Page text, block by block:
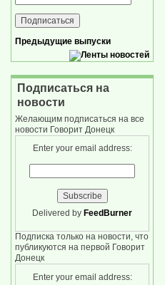
Предыдущие выпуски
Подписаться на
новости
Желающим подписаться на все
новости Говорит Донецк
Enter your email address:
Delivered by FeedBurner
Подписка только на новости, что
публикуются на первой Говорит
Донецк
Enter your email address: